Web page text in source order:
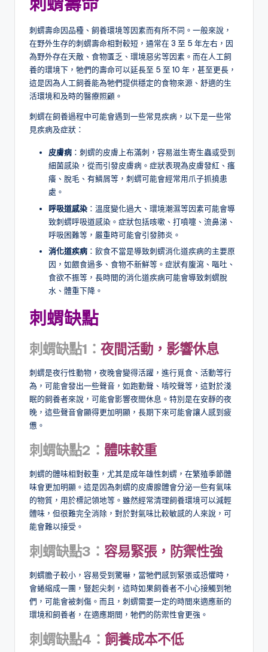
刺蝟壽命因品種、飼養環境等因素而有所不同。一般來說，
在野外生存的刺蝟壽命相對較短，通常在 3 至 5 年左右，因
為野外存在天敵、食物匱乏、環境惡劣等因素。而在人工飼
養的環境下，牠們的壽命可以延長至 5 至 10 年，甚至更長，
這是因為人工飼養能為牠們提供穩定的食物來源、舒適的生
活環境和及時的醫療照顧。
刺蝟在飼養過程中可能會遇到一些常見疾病，以下是一些常
見疾病及症狀：
皮膚病 ：刺蝟的皮膚上布滿刺，容易滋生寄生蟲或受到
細菌感染，從而引發皮膚病。症狀表現為皮膚發紅、瘙
癢、脫毛、有鱗屑等，刺蝟可能會經常用爪子抓撓患
處。
呼吸道感染 ：溫度變化過大、環境潮濕等因素可能會導
致刺蝟呼吸道感染。症狀包括咳嗽、打噴嚏、流鼻涕、
呼吸困難等，嚴重時可能會引發肺炎。
消化道疾病 ：飲食不當是導致刺蝟消化道疾病的主要原
因，如餵食過多、食物不新鮮等。症狀有腹瀉、嘔吐、
食欲不振等，長時間的消化道疾病可能會導致刺蝟脫
水、體重下降。
刺蝟缺點
刺蝟缺點1： 夜間活動，影響休息
刺蝟是夜行性動物，夜晚會變得活躍，進行覓食、活動等行
為，可能會發出一些聲音，如跑動聲、啃咬聲等，這對於淺
眠的飼養者來說，可能會影響夜間休息。特別是在安靜的夜
晚，這些聲音會顯得更加明顯，長期下來可能會讓人感到疲
憊。
刺蝟缺點2： 體味較重
刺蝟的體味相對較重，尤其是成年雄性刺蝟，在繁殖季節體
味會更加明顯。這是因為刺蝟的皮膚腺體會分泌一些有氣味
的物質，用於標記領地等。雖然經常清理飼養環境可以減輕
體味，但很難完全消除，對於對氣味比較敏感的人來說，可
能會難以接受。
刺蝟缺點3： 容易緊張，防禦性強
刺蝟膽子較小，容易受到驚嚇，當牠們感到緊張或恐懼時，
會蜷縮成一團，豎起尖刺，這時如果飼養者不小心接觸到牠
們，可能會被刺傷。而且，刺蝟需要一定的時間來適應新的
環境和飼養者，在適應期間，牠們的防禦性會更強。
刺蝟缺點4： 飼養成本不低